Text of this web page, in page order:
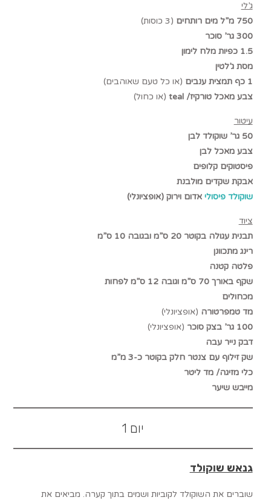
ג’לי
750 מ”ל מים רותחים
(3 כוסות)
300 גר’ סוכר
1.5 כפיות מלח לימון
מסת ג’לטין
1 כף תמצית ענבים
(או כל טעם שאוהבים)
צבע מאכל טורקיז/ teal (או כחול)
עיטור
50 גר’ שוקולד לבן
צבע מאכל לבן
פיסטוקים קלופים
אבקת שקדים מולבנת
שוקולד פיסולי אדום וירוק (אופציונלי)
ציוד
תבנית עגולה בקוטר 20 ס”מ ובגובה 10 ס”מ
רינג מתכוונן
פלטה קטנה
שקף באורך 70 ס”מ וגובה 12 ס”מ לפחות
מכחולים
מד טמפרטורה (אופציונלי)
100 גר’ בצק סוכר
(אופציונלי)
דבק נייר עבה
שק זילוף עם צנטר חלק בקוטר כ-3 מ”מ
כלי מזיגה/ מד ליטר
מייבש שיער
יום 1
גנאש שוקולד
שוברים את השוקולד לקוביות ושמים בתוך קערה. מביאים את